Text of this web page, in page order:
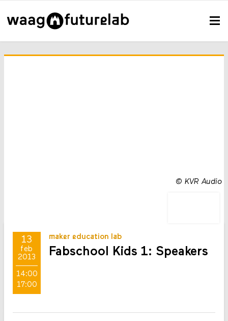
© KVR Audio
13
feb
2013
14:00
17:00
maker education lab
Fabschool Kids 1: Speakers